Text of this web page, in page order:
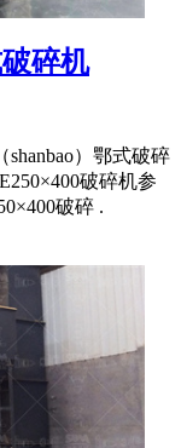
破碎机
shanbao）鄂式破碎
破碎机参
破碎 .